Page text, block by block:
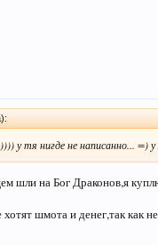
у тя нигде не написанно... =)
шли на Бог Драконов,я
шмота и денег,так как